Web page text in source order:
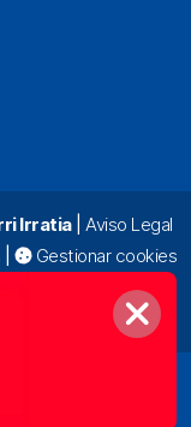
Irratia| Aviso Legal
Gestionar cookies
94 423 92 00|